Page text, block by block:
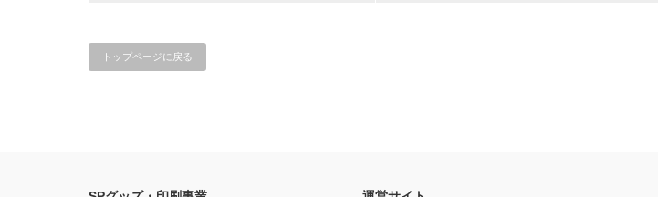
トップページに戻る